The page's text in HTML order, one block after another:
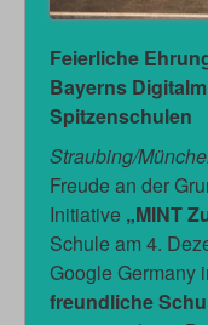
Feierliche
Bayerns
Spitzenschulen
Straubing/
Freude an der
Initiative „MINT
Schule am 4.
Google Germany
freundliche